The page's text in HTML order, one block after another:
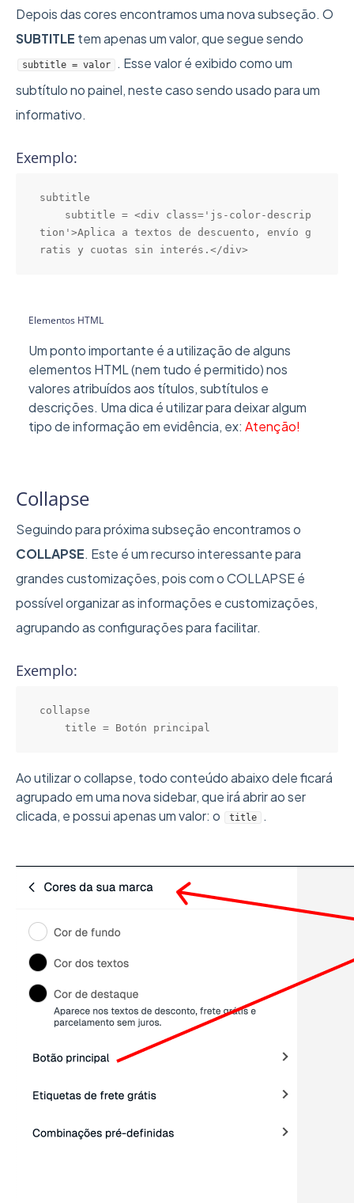
Depois das cores encontramos uma nova subseção. O
SUBTITLE tem apenas um valor, que segue sendo
subtitle = valor
. Esse valor é exibido como um
subtítulo no painel, neste caso sendo usado para um
informativo.
Exemplo:
subtitle
tion'>Aplica a textos de descuento, envío g
ratis y cuotas sin interés.</div>
Elementos HTML
Um ponto importante é a utilização de alguns
elementos HTML (nem tudo é permitido) nos
valores atribuídos aos títulos, subtítulos e
descrições. Uma dica é utilizar para deixar algum
tipo de informação em evidência, ex: Atenção!
Collapse
Seguindo para próxima subseção encontramos o
COLLAPSE. Este é um recurso interessante para
grandes customizações, pois com o COLLAPSE é
possível organizar as informações e customizações,
agrupando as configurações para facilitar.
Exemplo:
collapse
    title = Botón principal
Ao utilizar o collapse, todo conteúdo abaixo dele ficará
agrupado em uma nova sidebar, que irá abrir ao ser
clicada, e possui apenas um valor: o
title .